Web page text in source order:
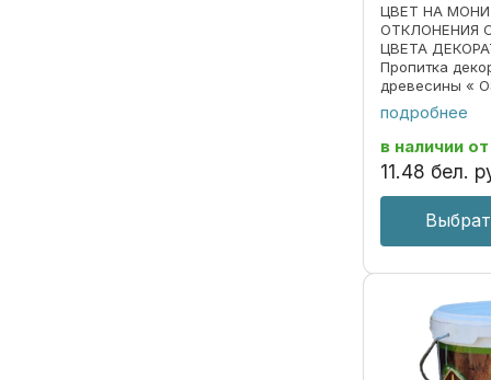
ЦВЕТ НА
ОТКЛОНЕНИЯ
ЦВЕТА
Пропитка
древесины «
Пропитка
декоративной
подробнее
в наличии от
11.48 бел.